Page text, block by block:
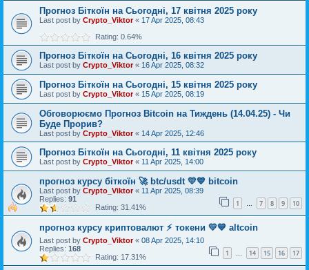
Прогноз Біткоїн на Сьогодні, 17 квітня 2025 року
Last post by Crypto_Viktor« 17 Apr 2025, 08:43
Rating: 0.64%
Прогноз Біткоїн на Сьогодні, 16 квітня 2025 року
Last post by Crypto_Viktor« 16 Apr 2025, 08:32
Прогноз Біткоїн на Сьогодні, 15 квітня 2025 року
Last post by Crypto_Viktor« 15 Apr 2025, 08:19
Обговорюємо Прогноз Bitcoin на Тиждень (14.04.25) - Чи
Буде Прорив?
Last post by Crypto_Viktor« 14 Apr 2025, 12:46
Прогноз Біткоїн на Сьогодні, 11 квітня 2025 року
Last post by Crypto_Viktor« 11 Apr 2025, 14:00
прогноз курсу біткоїн 🚀 btc/usdt 💛💙 bitcoin
Last post by Crypto_Viktor« 11 Apr 2025, 08:39
Replies: 91 1 … 7 8 9 10
Rating: 31.41%
прогноз курсу криптовалют ⚡ токени 💛💙 altcoin
Last post by Crypto_Viktor« 08 Apr 2025, 14:10
Replies: 168 1 … 14 15 16 17
Rating: 17.31%